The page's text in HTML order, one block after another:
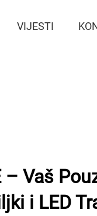
VIJESTI
– Vaš
i LED